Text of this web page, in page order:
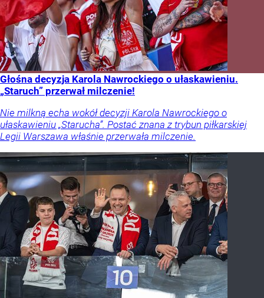
Głośna decyzja Karola Nawrockiego o ułaskawieniu.
„Staruch” przerwał milczenie!
Nie milkną echa wokół decyzji Karola Nawrockiego o
ułaskawieniu „Starucha”. Postać znana z trybun piłkarskiej
Legii Warszawa właśnie przerwała milczenie.